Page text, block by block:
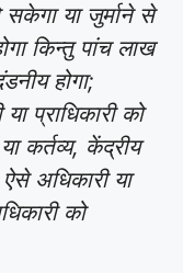
सकेगा या जुर्माने से
किन्तु पांच लाख
होगा;
प्राधिकारी को
कर्तव्य, केंद्रीय
अधिकारी या
को